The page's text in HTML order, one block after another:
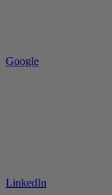
Google
LinkedIn